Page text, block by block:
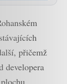
přičemž
developera